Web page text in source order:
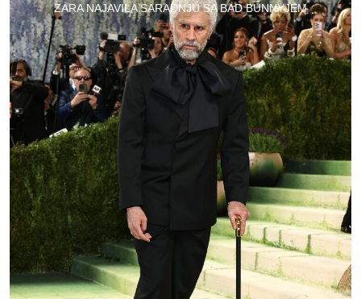
ZARA NAJAVILA SARADNJU SA BAD BUNNYJEM